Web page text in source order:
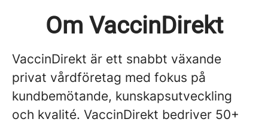
Om VaccinDirekt
VaccinDirekt är ett snabbt växande
privat vårdföretag med fokus på
kundbemötande, kunskapsutveckling
och kvalité. VaccinDirekt bedriver 50+